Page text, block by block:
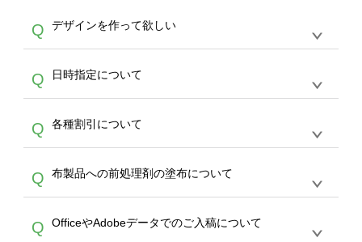
作する数量が多ければ多いほど、オンデマンド
サービスよりも低価格で製作することが可能で
す。
写真などもアップロード可能です。使用できな
い画像はエラーになります。（※ Illustratorか
らの直接入稿には対応していません。AIで保存
し、デザインツールからアップロードして下さ
い）
A
文のみ受け付けております。30個以上のご製
作をお考えの方は、サポートが担当するエコバ
スをご利用頂ければ、電話やFAX、メールなど
でご注文が可能です。
Q デザインを作って欲しい
A
を作って欲しい。などの場合は、製作数量が
30個以上であれば、サポート担当が、デザイ
バッグコンシェル
サー
ビスをご利用ください。(※ 30個以下の場合
は、デザインツールをご利用ください)
Q 日時指定について
A
ん。発送後18時以降に配送業者・伝票番号を
メールでお知らせいたしますので、直接配送業
者にご連絡いただき調整をお願い致します。
Q 各種割引について
A
カート内で自動的に割引(最大50%)が適用され
ます。 【付与ポイント】購入金額の1％が1ポ
イントとして付与され、次回ご注文時に1ポイ
ント＝1円としてお使いいただけます。ポイン
Q 布製品への前処理剤の塗布について
A
意点（前処理剤）】カラー生地（Tシャツのホ
Q OfficeやAdobeデータでのご入稿について